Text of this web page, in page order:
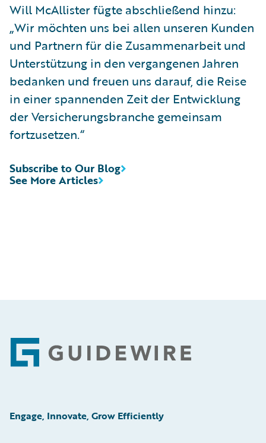
Will McAllister fügte abschließend hinzu:
„Wir möchten uns bei allen unseren Kunden
und Partnern für die Zusammenarbeit und
Unterstützung in den vergangenen Jahren
bedanken und freuen uns darauf, die Reise
in einer spannenden Zeit der Entwicklung
der Versicherungsbranche gemeinsam
fortzusetzen.“
See More Articles
Subscribe to Our Blog
Footer
Engage, Innovate, Grow Efficiently